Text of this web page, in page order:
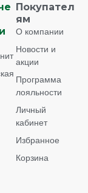
Покупател
ям
О компании
Новости и
акции
Программа
лояльности
Личный
кабинет
Избранное
Корзина